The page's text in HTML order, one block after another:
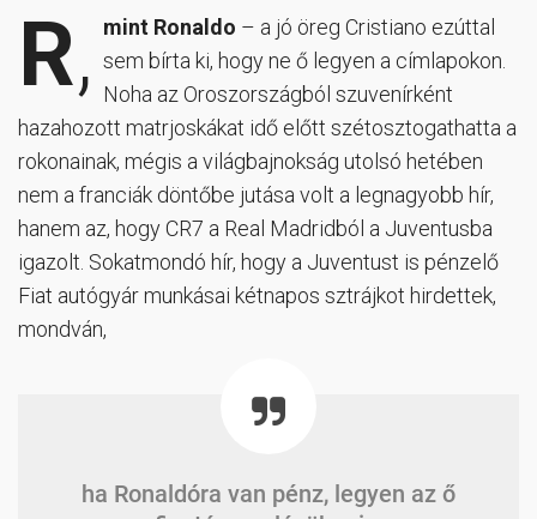
R, mint Ronaldo – a jó öreg Cristiano ezúttal
sem bírta ki, hogy ne ő legyen a címlapokon.
Noha az Oroszországból szuvenírként
hazahozott matrjoskákat idő előtt szétosztogathatta a
rokonainak, mégis a világbajnokság utolsó hetében
nem a franciák döntőbe jutása volt a legnagyobb hír,
hanem az, hogy CR7 a Real Madridból a Juventusba
igazolt. Sokatmondó hír, hogy a Juventust is pénzelő
Fiat autógyár munkásai kétnapos sztrájkot hirdettek,
mondván,
ha Ronaldóra van pénz, legyen az ő